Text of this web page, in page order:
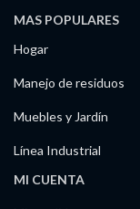
MAS POPULARES
Hogar
Manejo de residuos
Muebles y Jardín
Línea Industrial
MI CUENTA